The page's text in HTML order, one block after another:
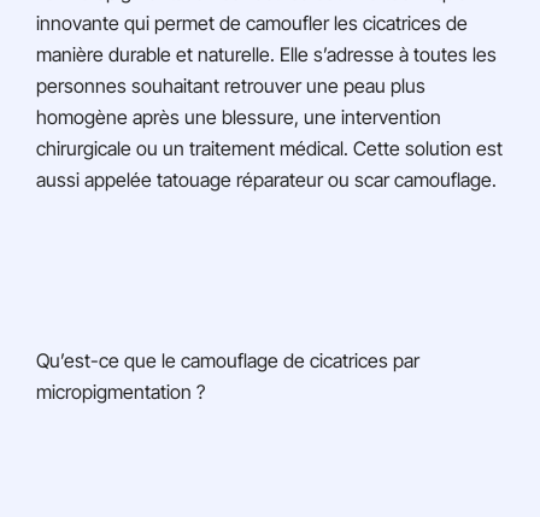
innovante qui permet de camoufler les cicatrices de
manière durable et naturelle. Elle s’adresse à toutes les
personnes souhaitant retrouver une peau plus
homogène après une blessure, une intervention
chirurgicale ou un traitement médical. Cette solution est
aussi appelée tatouage réparateur ou scar camouflage.
Qu’est-ce que le camouflage de cicatrices par
micropigmentation ?